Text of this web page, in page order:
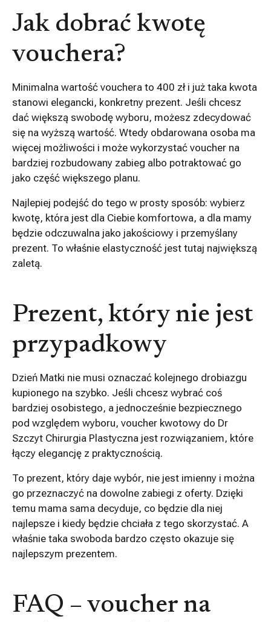
Jak dobrać kwotę
vouchera?
Minimalna wartość vouchera to 400 zł i już taka kwota
stanowi elegancki, konkretny prezent. Jeśli chcesz
dać większą swobodę wyboru, możesz zdecydować
się na wyższą wartość. Wtedy obdarowana osoba ma
więcej możliwości i może wykorzystać voucher na
bardziej rozbudowany zabieg albo potraktować go
jako część większego planu.
Najlepiej podejść do tego w prosty sposób: wybierz
kwotę, która jest dla Ciebie komfortowa, a dla mamy
będzie odczuwalna jako jakościowy i przemyślany
prezent. To właśnie elastyczność jest tutaj największą
zaletą.
Prezent, który nie jest
przypadkowy
Dzień Matki nie musi oznaczać kolejnego drobiazgu
kupionego na szybko. Jeśli chcesz wybrać coś
bardziej osobistego, a jednocześnie bezpiecznego
pod względem wyboru, voucher kwotowy do Dr
Szczyt Chirurgia Plastyczna jest rozwiązaniem, które
łączy elegancję z praktycznością.
To prezent, który daje wybór, nie jest imienny i można
go przeznaczyć na dowolne zabiegi z oferty. Dzięki
temu mama sama decyduje, co będzie dla niej
najlepsze i kiedy będzie chciała z tego skorzystać. A
właśnie taka swoboda bardzo często okazuje się
najlepszym prezentem.
FAQ – voucher na